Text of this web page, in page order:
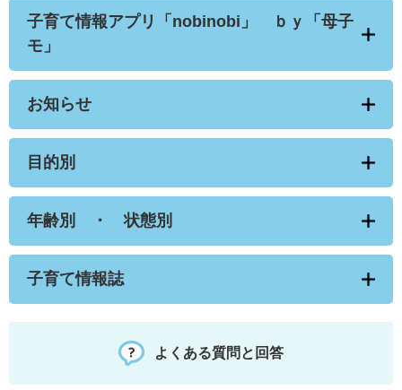
子育て情報アプリ「nobinobi」 ｂｙ「母子
モ」
お知らせ
目的別
年齢別 ・ 状態別
子育て情報誌
よくある質問と回答